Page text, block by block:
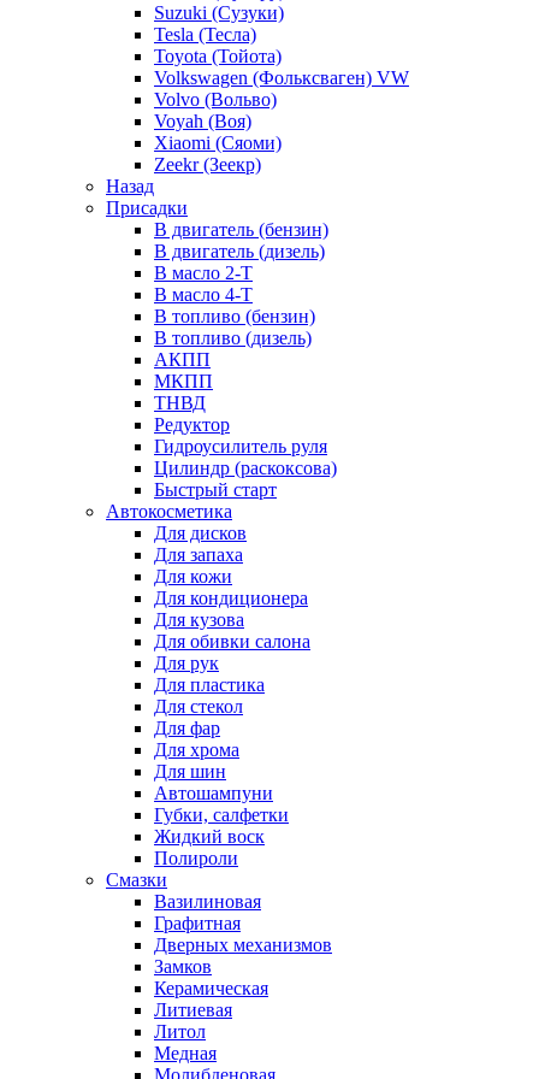
Suzuki (Сузуки)
Tesla (Тесла)
Toyota (Тойота)
Volkswagen (Фольксваген) VW
Volvo (Вольво)
Voyah (Воя)
Xiaomi (Сяоми)
Zeekr (Зеекр)
Назад
Присадки
В двигатель (бензин)
В двигатель (дизель)
В масло 2-Т
В масло 4-Т
В топливо (бензин)
В топливо (дизель)
АКПП
МКПП
ТНВД
Редуктор
Гидроусилитель руля
Цилиндр (раскоксова)
Быстрый старт
Автокосметика
Для дисков
Для запаха
Для кожи
Для кондиционера
Для кузова
Для обивки салона
Для рук
Для пластика
Для стекол
Для фар
Для хрома
Для шин
Автошампуни
Губки, салфетки
Жидкий воск
Полироли
Смазки
Вазилиновая
Графитная
Дверных механизмов
Замков
Керамическая
Литиевая
Литол
Медная
Молибденовая